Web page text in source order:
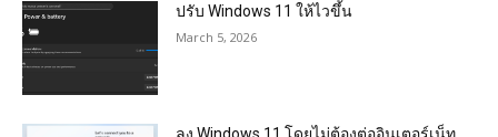
ปรับ Windows 11 ให้ไวขึ้น
March 5, 2026